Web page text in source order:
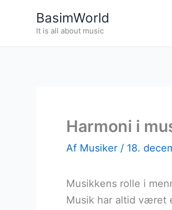
BasimWorld
It is all about music
Harmoni i
Af Musiker / 18.
Musikkens rolle i
Musik har altid været